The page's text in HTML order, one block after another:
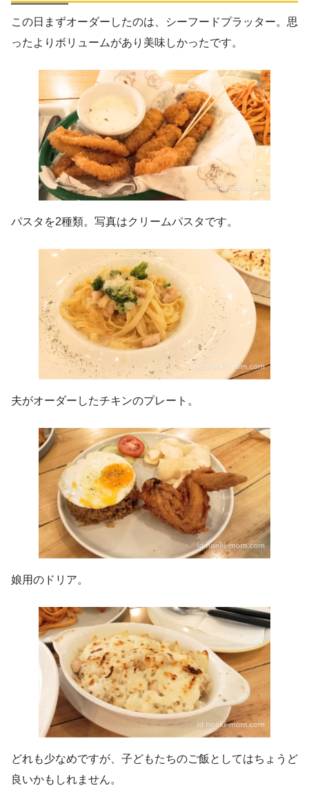
この日まずオーダーしたのは、シーフードプラッター。思
ったよりボリュームがあり美味しかったです。
パスタを2種類。写真はクリームパスタです。
夫がオーダーしたチキンのプレート。
娘用のドリア。
どれも少なめですが、子どもたちのご飯としてはちょうど
良いかもしれません。